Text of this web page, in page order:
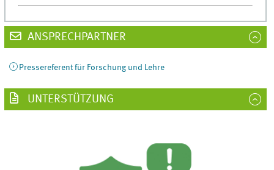
ANSPRECHPARTNER
Pressereferent für Forschung und Lehre
UNTERSTÜTZUNG